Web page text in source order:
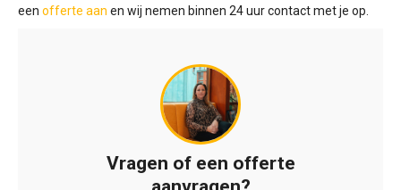
een offerte aan en wij nemen binnen 24 uur contact met je op.
Vragen of een offerte